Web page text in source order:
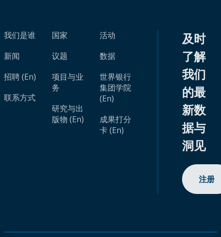
我们是谁
新闻
招聘 (En)
联系方式
国家
议题
项目与业
务
研究与出
版物 (En)
活动
数据
世界银行
集团学院
(En)
成果打分
卡 (En)
及时
了解
我们
的最
新数
据与
洞见
注册